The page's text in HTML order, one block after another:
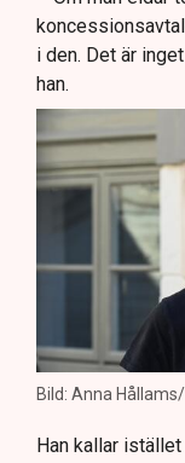
i den. Det är
han.
Bild: Anna
Han kallar